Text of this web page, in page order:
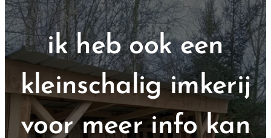
ik heb ook een
kleinschalig imkerij
voor meer info kan